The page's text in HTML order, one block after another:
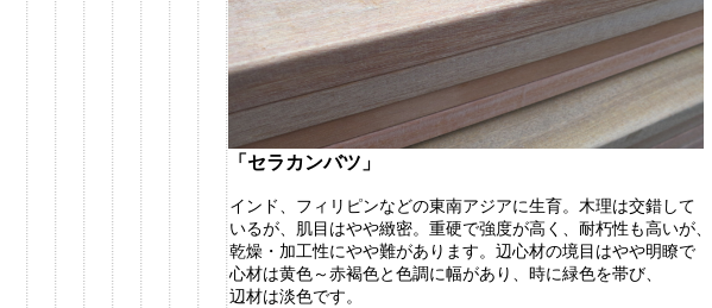
「セラカンバツ」
インド、フィリピンなどの東南アジアに生育。木理は交錯して
いるが、肌目はやや緻密。重硬で強度が高く、耐朽性も高いが、
乾燥・加工性にやや難があります。辺心材の境目はやや明瞭で
心材は黄色～赤褐色と色調に幅があり、時に緑色を帯び、
辺材は淡色です。